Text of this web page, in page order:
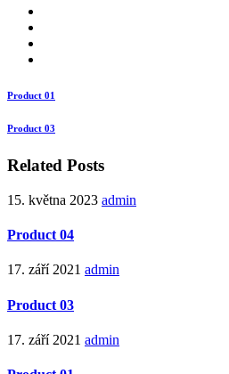
Product 01
Product 03
Related Posts
15. května 2023 admin
Product 04
17. září 2021 admin
Product 03
17. září 2021 admin